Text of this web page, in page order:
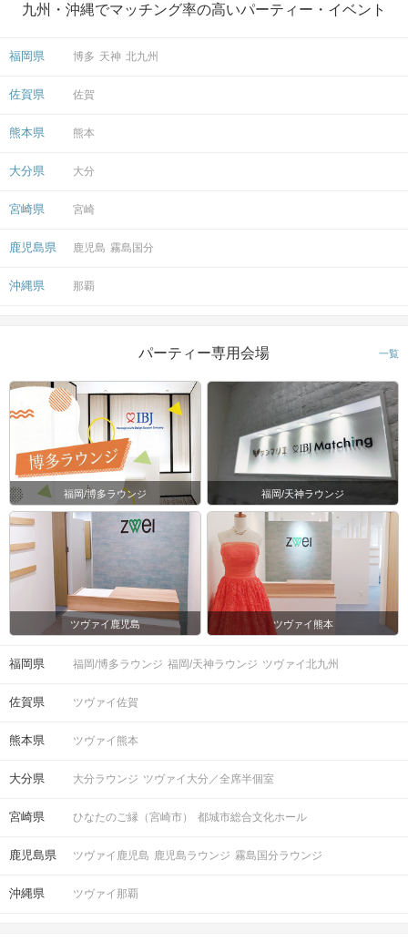
九州・沖縄でマッチング率の高いパーティー・イベント
福岡県 博多 天神 北九州
佐賀県 佐賀
熊本県 熊本
大分県 大分
宮崎県 宮崎
鹿児島県 鹿児島 霧島国分
沖縄県 那覇
パーティー専用会場 一覧
福岡/博多ラウンジ 福岡/天神ラウンジ
ツヴァイ鹿児島 ツヴァイ熊本
福岡県 福岡/博多ラウンジ 福岡/天神ラウンジ ツヴァイ北九州
佐賀県 ツヴァイ佐賀
熊本県 ツヴァイ熊本
大分県 大分ラウンジ ツヴァイ大分／全席半個室
宮崎県 ひなたのご縁（宮崎市） 都城市総合文化ホール
鹿児島県 ツヴァイ鹿児島 鹿児島ラウンジ 霧島国分ラウンジ
沖縄県 ツヴァイ那覇